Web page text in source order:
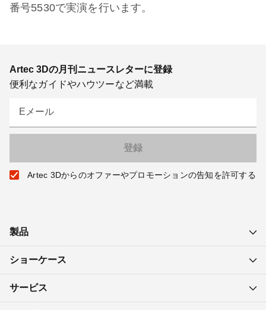
番号5530で実演を行います。
Artec 3Dの月刊ニュースレターに登録
便利なガイドやハウツーなど満載
Eメール
Artec 3Dからのオファーやプロモーションの告知を許可する
製品
ショーケース
サービス